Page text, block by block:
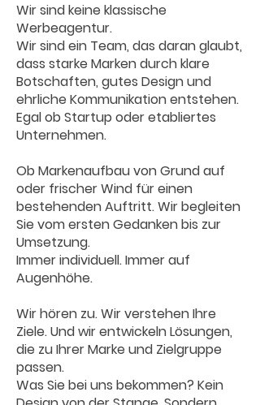
Wir sind keine klassische
Werbeagentur.
Wir sind ein Team, das daran glaubt,
dass starke Marken durch klare
Botschaften, gutes Design und
ehrliche Kommunikation entstehen.
Egal ob Startup oder etabliertes
Unternehmen.
Ob Markenaufbau von Grund auf
oder frischer Wind für einen
bestehenden Auftritt. Wir begleiten
Sie vom ersten Gedanken bis zur
Umsetzung.
Immer individuell. Immer auf
Augenhöhe.
Wir hören zu. Wir verstehen Ihre
Ziele. Und wir entwickeln Lösungen,
die zu Ihrer Marke und Zielgruppe
passen.
Was Sie bei uns bekommen? Kein